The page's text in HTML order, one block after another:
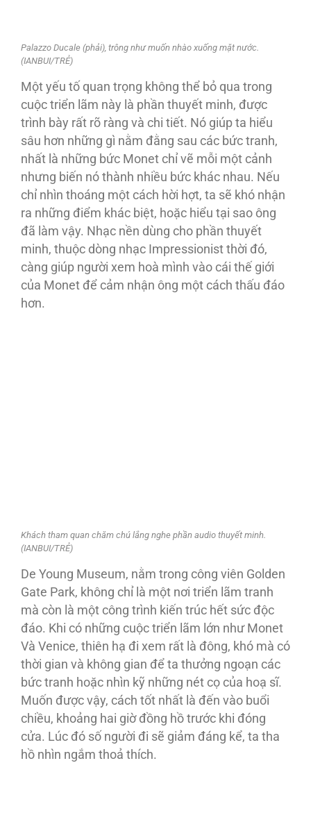
Palazzo Ducale (phải), trông như muốn nhào xuống mặt nước.
(IANBUI/TRẺ)
Một yếu tố quan trọng không thể bỏ qua trong
cuộc triển lãm này là phần thuyết minh, được
trình bày rất rõ ràng và chi tiết. Nó giúp ta hiểu
sâu hơn những gì nằm đằng sau các bức tranh,
nhất là những bức Monet chỉ vẽ mỗi một cảnh
nhưng biến nó thành nhiều bức khác nhau. Nếu
chỉ nhìn thoáng một cách hời hợt, ta sẽ khó nhận
ra những điểm khác biệt, hoặc hiểu tại sao ông
đã làm vậy. Nhạc nền dùng cho phần thuyết
minh, thuộc dòng nhạc Impressionist thời đó,
càng giúp người xem hoà mình vào cái thế giới
của Monet để cảm nhận ông một cách thấu đáo
hơn.
Khách tham quan chăm chú lắng nghe phần audio thuyết minh.
(IANBUI/TRẺ)
De Young Museum, nằm trong công viên Golden
Gate Park, không chỉ là một nơi triển lãm tranh
mà còn là một công trình kiến trúc hết sức độc
đáo. Khi có những cuộc triển lãm lớn như Monet
Và Venice, thiên hạ đi xem rất là đông, khó mà có
thời gian và không gian để ta thưởng ngoạn các
bức tranh hoặc nhìn kỹ những nét cọ của hoạ sĩ.
Muốn được vậy, cách tốt nhất là đến vào buổi
chiều, khoảng hai giờ đồng hồ trước khi đóng
cửa. Lúc đó số người đi sẽ giảm đáng kể, ta tha
hồ nhìn ngắm thoả thích.